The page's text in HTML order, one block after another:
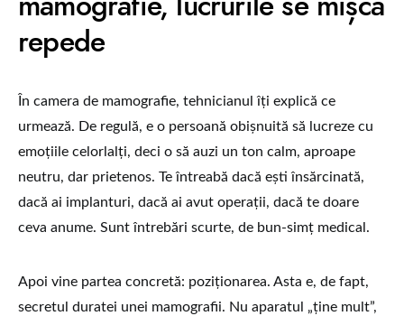
repede
În camera de mamografie, tehnicianul îți explică ce
urmează. De regulă, e o persoană obișnuită să lucreze cu
emoțiile celorlalți, deci o să auzi un ton calm, aproape
neutru, dar prietenos. Te întreabă dacă ești însărcinată,
dacă ai implanturi, dacă ai avut operații, dacă te doare
ceva anume. Sunt întrebări scurte, de bun-simț medical.
Apoi vine partea concretă: poziționarea. Asta e, de fapt,
secretul duratei unei mamografii. Nu aparatul „ține mult”,